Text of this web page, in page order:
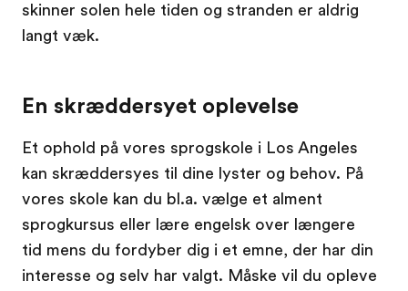
skinner solen hele tiden og stranden er aldrig
langt væk.
En skræddersyet oplevelse
Et ophold på vores sprogskole i Los Angeles
kan skræddersyes til dine lyster og behov. På
vores skole kan du bl.a. vælge et alment
sprogkursus eller lære engelsk over længere
tid mens du fordyber dig i et emne, der har din
interesse og selv har valgt. Måske vil du opleve